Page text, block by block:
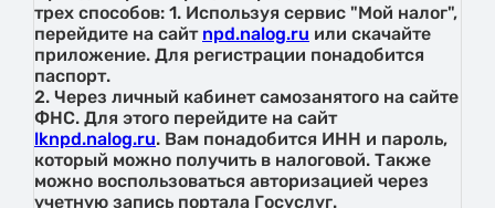
трех способов: 1. Используя сервис "Мой налог",
перейдите на сайт npd.nalog.ru или скачайте
приложение. Для регистрации понадобится
паспорт.
2. Через личный кабинет самозанятого на сайте
ФНС. Для этого перейдите на сайт
lknpd.nalog.ru. Вам понадобится ИНН и пароль,
который можно получить в налоговой. Также
можно воспользоваться авторизацией через
учетную запись портала Госуслуг.